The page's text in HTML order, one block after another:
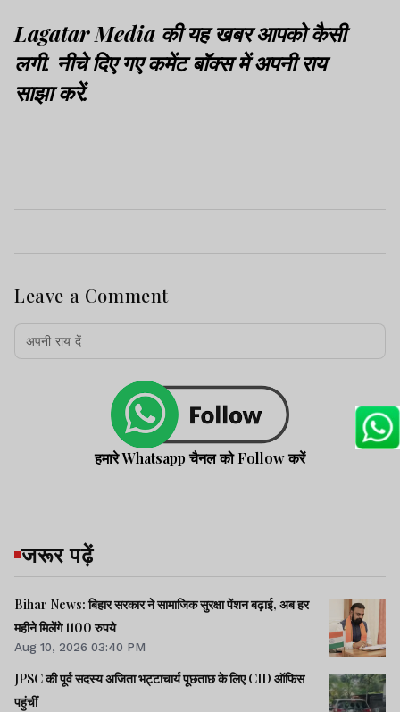
Lagatar Media की यह खबर आपको कैसी
लगी. नीचे दिए गए कमेंट बॉक्स में अपनी राय
साझा करें.
Leave a Comment
हमारे Whatsapp चैनल को Follow करें
जरूर पढ़ें
Bihar News: बिहार सरकार ने सामाजिक सुरक्षा पेंशन बढ़ाई, अब हर
महीने मिलेंगे 1100 रुपये
Aug 10, 2026 03:40 PM
JPSC की पूर्व सदस्य अजिता भट्टाचार्य पूछताछ के लिए CID ऑफिस
पहुंचीं